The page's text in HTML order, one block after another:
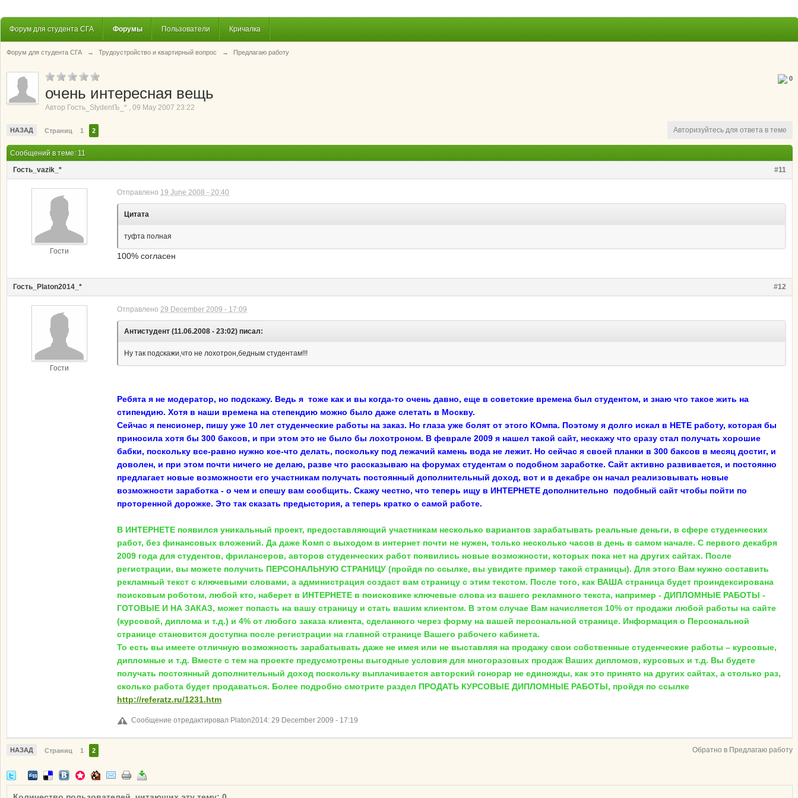
Форум для студента СГА Форумы Пользователи Кричалка
Форум для студента СГА → Трудоустройство и квартирный вопрос → Предлагаю работу
0
очень интересная вещь
Автор Гость_StydentЪ_* , 09 May 2007 23:22
НАЗАД Страниц 1 2 Авторизуйтесь для ответа в теме
Сообщений в теме: 11
#11
Гость_vazik_*
Гости
Отправлено 19 June 2008 - 20:40
Цитата
туфта полная
100% согласен
#12
Гость_Platon2014_*
Гости
Отправлено 29 December 2009 - 17:09
Антистудент (11.06.2008 - 23:02) писал:
Ну так подскажи,что не лохотрон,бедным студентам!!!
Ребята я не модератор, но подскажу. Ведь я тоже как и вы когда-то очень давно, еще в советские времена был студентом, и знаю что такое жить на
стипендию. Хотя в наши времена на степендию можно было даже слетать в Москву.
Сейчас я пенсионер, пишу уже 10 лет студенческие работы на заказ. Но глаза уже болят от этого КОмпа. Поэтому я долго искал в НЕТЕ работу, которая бы
приносила хотя бы 300 баксов, и при этом это не было бы лохотроном. В феврале 2009 я нашел такой сайт, нескажу что сразу стал получать хорошие
бабки, поскольку все-равно нужно кое-что делать, поскольку под лежачий камень вода не лежит. Но сейчас я своей планки в 300 баксов в месяц достиг, и
доволен, и при этом почти ничего не делаю, разве что рассказываю на форумах студентам о подобном заработке. Сайт активно развивается, и постоянно
предлагает новые возможности его участникам получать постоянный дополнительный доход, вот и в декабре он начал реализовывать новые
возможности заработка - о чем и спешу вам сообщить. Скажу честно, что теперь ищу в ИНТЕРНЕТЕ дополнительно подобный сайт чтобы пойти по
проторенной дорожке. Это так сказать предыстория, а теперь кратко о самой работе.
В ИНТЕРНЕТЕ появился уникальный проект, предоставляющий участникам несколько вариантов зарабатывать реальные деньги, в сфере студенческих
работ, без финансовых вложений. Да даже Комп с выходом в интернет почти не нужен, только несколько часов в день в самом начале. С первого декабря
2009 года для студентов, фрилансеров, авторов студенческих работ появились новые возможности, которых пока нет на других сайтах. После
регистрации, вы можете получить ПЕРСОНАЛЬНУЮ СТРАНИЦУ (пройдя по ссылке, вы увидите пример такой страницы). Для этого Вам нужно составить
рекламный текст с ключевыми словами, а администрация создаст вам страницу с этим текстом. После того, как ВАША страница будет проиндексирована
поисковым роботом, любой кто, наберет в ИНТЕРНЕТЕ в поисковике ключевые слова из вашего рекламного текста, например - ДИПЛОМНЫЕ РАБОТЫ -
ГОТОВЫЕ И НА ЗАКАЗ, может попасть на вашу страницу и стать вашим клиентом. В этом случае Вам начисляется 10% от продажи любой работы на сайте
(курсовой, диплома и т.д.) и 4% от любого заказа клиента, сделанного через форму на вашей персональной странице. Информация о Персональной
странице становится доступна после регистрации на главной странице Вашего рабочего кабинета.
То есть вы имеете отличную возможность зарабатывать даже не имея или не выставляя на продажу свои собственные студенческие работы – курсовые,
дипломные и т.д. Вместе с тем на проекте предусмотрены выгодные условия для многоразовых продаж Ваших дипломов, курсовых и т.д. Вы будете
получать постоянный дополнительный доход поскольку выплачивается авторский гонорар не единожды, как это принято на других сайтах, а столько раз,
сколько работа будет продаваться. Более подробно смотрите раздел ПРОДАТЬ КУРСОВЫЕ ДИПЛОМНЫЕ РАБОТЫ, пройдя по ссылке
http://referatz.ru/1231.htm
Сообщение отредактировал Platon2014: 29 December 2009 - 17:19
НАЗАД Страниц 1 2 Обратно в Предлагаю работу